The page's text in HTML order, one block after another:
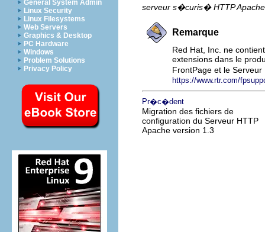
General System Admin
Linux Security
Linux Filesystems
Web Servers
Graphics & Desktop
PC Hardware
Windows
Problem Solutions
Privacy Policy
serveur s�curis� HTTP Apache
Remarque
Red Hat, Inc. ne
extensions dans le
FrontPage et le
https://www.rtr.com/
Pr�c�dent
Migration des fichiers de
configuration du Serveur HTTP
Apache version 1.3